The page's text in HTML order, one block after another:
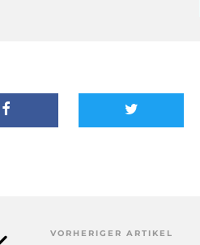
VORHERIGER ARTIKEL